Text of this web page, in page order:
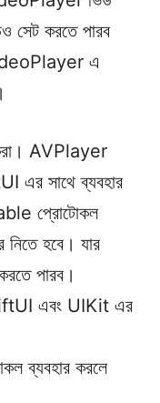
সেট করতে পারব
এ
AVPlayer
এর সাথে ব্যবহার
প্রোটোকল
নিতে হবে। যার
পারব।
এবং UIKit এর
ব্যবহার করলে